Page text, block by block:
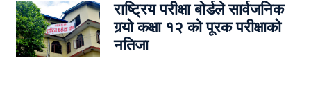
राष्ट्रिय परीक्षा बोर्डले सार्वजनिक
गर्‍यो कक्षा १२ को पूरक परीक्षाको
नतिजा